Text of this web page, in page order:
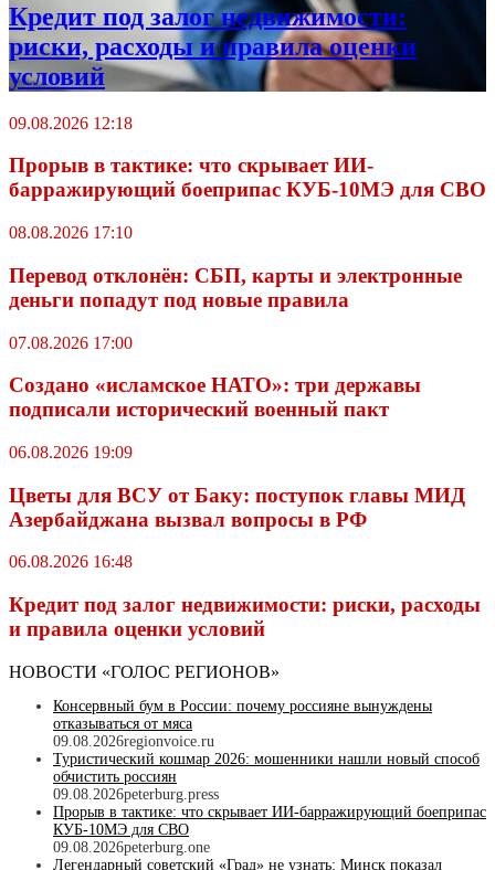
Кредит под залог недвижимости:
риски, расходы и правила оценки
условий
09.08.2026 12:18
Прорыв в тактике: что скрывает ИИ-
барражирующий боеприпас КУБ-10МЭ для СВО
08.08.2026 17:10
Перевод отклонён: СБП, карты и электронные
деньги попадут под новые правила
07.08.2026 17:00
Создано «исламское НАТО»: три державы
подписали исторический военный пакт
06.08.2026 19:09
Цветы для ВСУ от Баку: поступок главы МИД
Азербайджана вызвал вопросы в РФ
06.08.2026 16:48
Кредит под залог недвижимости: риски, расходы
и правила оценки условий
НОВОСТИ «ГОЛОС РЕГИОНОВ»
Консервный бум в России: почему россияне вынуждены
отказываться от мяса
09.08.2026regionvoice.ru
Туристический кошмар 2026: мошенники нашли новый способ
обчистить россиян
09.08.2026peterburg.press
Прорыв в тактике: что скрывает ИИ-барражирующий боеприпас
КУБ-10МЭ для СВО
09.08.2026peterburg.one
Легендарный советский «Град» не узнать: Минск показал